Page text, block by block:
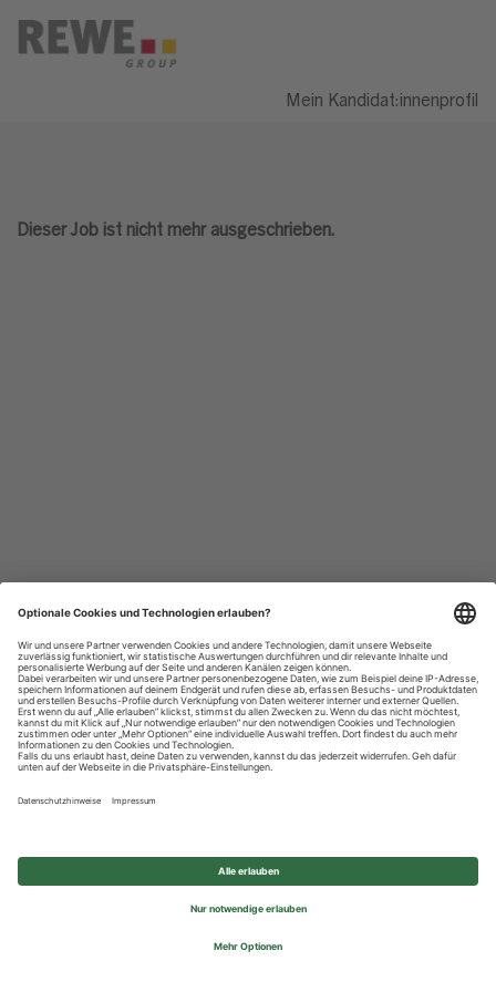
Mein Kandidat:innenprofil
Dieser Job ist nicht mehr ausgeschrieben.
Datenschutzhinweise
Impressum
Privatsphäre-Einstellungen
© 2026 REWE Group - All rights reserved